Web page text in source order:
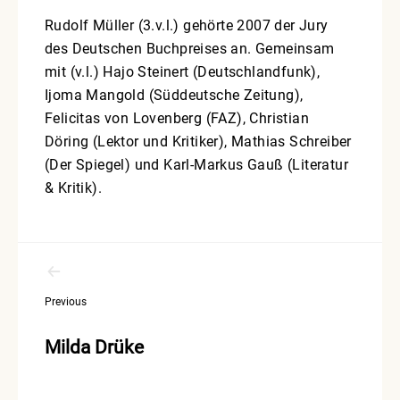
Rudolf Müller (3.v.l.) gehörte 2007 der Jury
des Deutschen Buchpreises an. Gemeinsam
mit (v.l.) Hajo Steinert (Deutschlandfunk),
Ijoma Mangold (Süddeutsche Zeitung),
Felicitas von Lovenberg (FAZ), Christian
Döring (Lektor und Kritiker), Mathias Schreiber
(Der Spiegel) und Karl-Markus Gauß (Literatur
& Kritik).
Previous
Milda Drüke